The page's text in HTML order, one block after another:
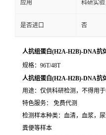
应用 科研实
是否进口 否
人抗组蛋白(H2A-H2B)-DNA
规格：96T/48T
人抗组蛋白(H2A-H2B)-DNA
用途：仅供科研检测，不得用
特色服务： 免费代测
检测样本种类：血清，血浆，
粪便等样本